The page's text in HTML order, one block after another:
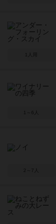
1人用
1～6人
2～7人